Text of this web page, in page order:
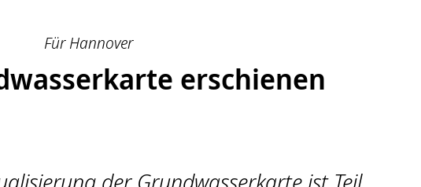
Für Hannover
erschienen